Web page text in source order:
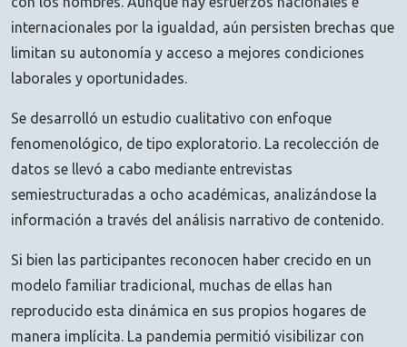
internacionales por la igualdad, aún persisten brechas que
limitan su autonomía y acceso a mejores condiciones
laborales y oportunidades.
Se desarrolló un estudio cualitativo con enfoque
fenomenológico, de tipo exploratorio. La recolección de
datos se llevó a cabo mediante entrevistas
semiestructuradas a ocho académicas, analizándose la
información a través del análisis narrativo de contenido.
Si bien las participantes reconocen haber crecido en un
modelo familiar tradicional, muchas de ellas han
reproducido esta dinámica en sus propios hogares de
manera implícita. La pandemia permitió visibilizar con